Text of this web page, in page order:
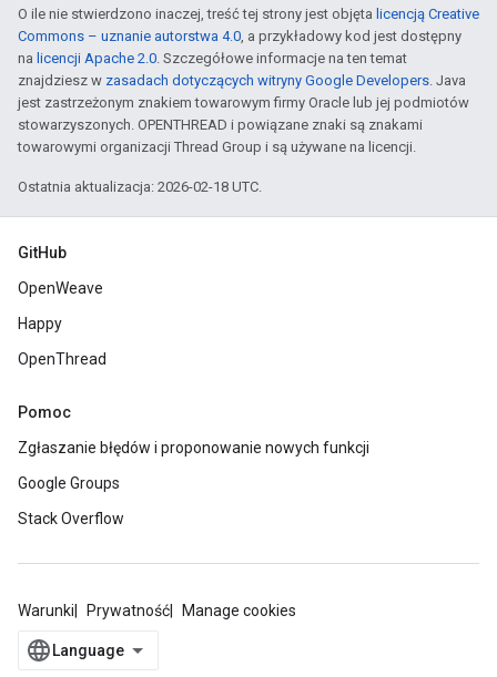
O ile nie stwierdzono inaczej, treść tej strony jest objęta licencją Creative
Commons – uznanie autorstwa 4.0, a przykładowy kod jest dostępny
na licencji Apache 2.0. Szczegółowe informacje na ten temat
znajdziesz w zasadach dotyczących witryny Google Developers. Java
jest zastrzeżonym znakiem towarowym firmy Oracle lub jej podmiotów
stowarzyszonych. OPENTHREAD i powiązane znaki są znakami
towarowymi organizacji Thread Group i są używane na licencji.
Ostatnia aktualizacja: 2026-02-18 UTC.
GitHub
OpenWeave
Happy
OpenThread
Pomoc
Zgłaszanie błędów i proponowanie nowych funkcji
Google Groups
Stack Overflow
Warunki Prywatność Manage cookies